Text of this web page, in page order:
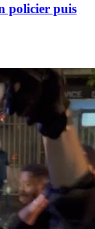
policier puis